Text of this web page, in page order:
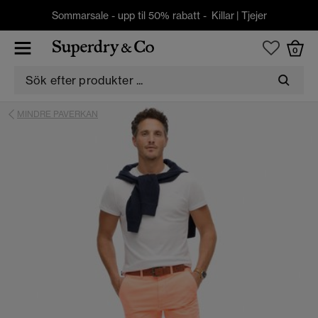
Sommarsale - upp til 50% rabatt - Killar| Tjejer
0
MINDRE PAVERKAN